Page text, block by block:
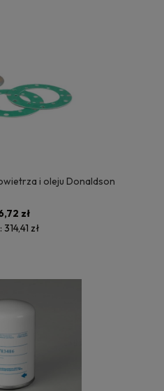
i oleju Donaldson
zł
314,41 zł